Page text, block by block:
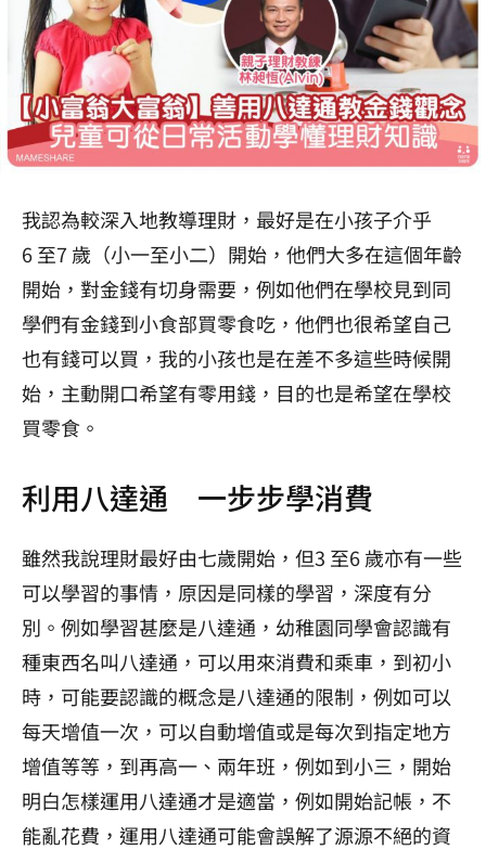
我認為較深入地教導理財，最好是在小孩子介乎
6至7歲（小一至小二）開始，他們大多在這個年齡
開始，對金錢有切身需要，例如他們在學校見到同
學們有金錢到小食部買零食吃，他們也很希望自己
也有錢可以買，我的小孩也是在差不多這些時候開
始，主動開口希望有零用錢，目的也是希望在學校
買零食。
利用八達通 一步步學消費
雖然我說理財最好由七歲開始，但3 至6歲亦有一些
可以學習的事情，原因是同樣的學習，深度有分
別。例如學習甚麼是八達通，幼稚園同學會認識有
種東西名叫八達通，可以用來消費和乘車，到初小
時，可能要認識的概念是八達通的限制，例如可以
每天增值一次，可以自動增值或是每次到指定地方
增值等等，到再高一、兩年班，例如到小三，開始
明白怎樣運用八達通才是適當，例如開始記帳，不
能亂花費，運用八達通可能會誤解了源源不絕的資